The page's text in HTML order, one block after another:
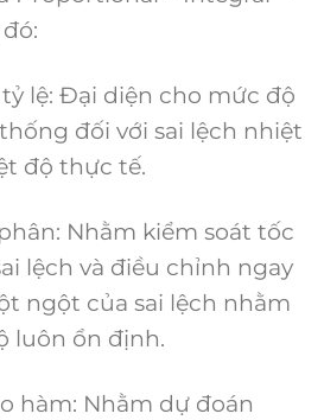
lệ: Đại diện cho mức độ
đối với sai lệch nhiệt
độ thực tế.
Nhằm kiểm soát tốc
lệch và điều chỉnh ngay
ngột của sai lệch nhằm
luôn ổn định.
hàm: Nhằm dự đoán